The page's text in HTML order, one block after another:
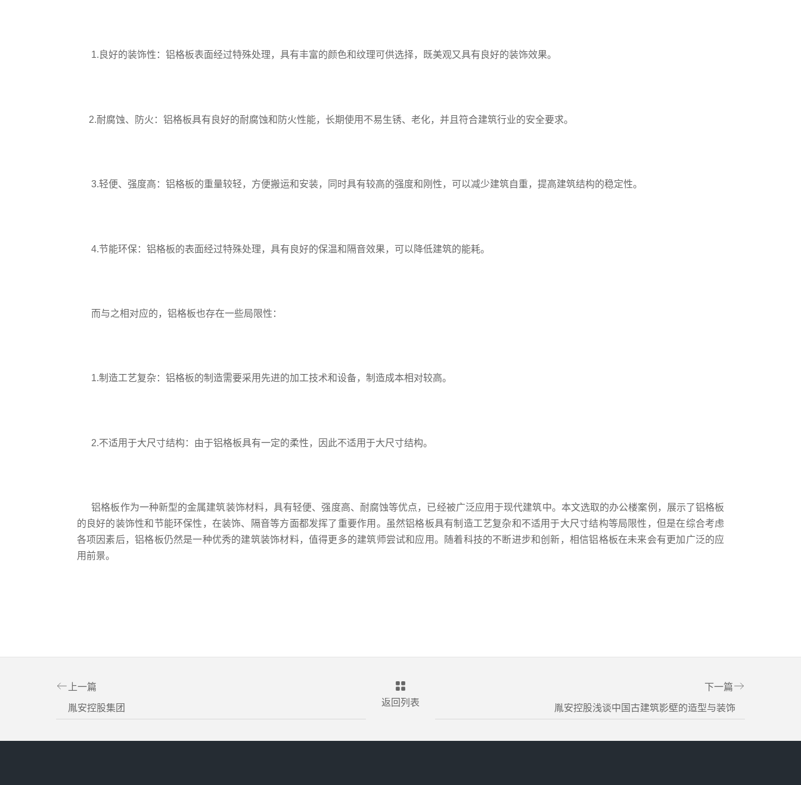
1.良好的装饰性：铝格板表面经过特殊处理，具有丰富的颜色和纹理可供选择，既美观又具有良好的装饰效果。
2.耐腐蚀、防火：铝格板具有良好的耐腐蚀和防火性能，长期使用不易生锈、老化，并且符合建筑行业的安全要求。
3.轻便、强度高：铝格板的重量较轻，方便搬运和安装，同时具有较高的强度和刚性，可以减少建筑自重，提高建筑结构的稳定性。
4.节能环保：铝格板的表面经过特殊处理，具有良好的保温和隔音效果，可以降低建筑的能耗。
而与之相对应的，铝格板也存在一些局限性：
1.制造工艺复杂：铝格板的制造需要采用先进的加工技术和设备，制造成本相对较高。
2.不适用于大尺寸结构：由于铝格板具有一定的柔性，因此不适用于大尺寸结构。
铝格板作为一种新型的金属建筑装饰材料，具有轻便、强度高、耐腐蚀等优点，已经被广泛应用于现代建筑中。本文选取的办公楼案例，展示了铝格板
的良好的装饰性和节能环保性，在装饰、隔音等方面都发挥了重要作用。虽然铝格板具有制造工艺复杂和不适用于大尺寸结构等局限性，但是在综合考虑
各项因素后，铝格板仍然是一种优秀的建筑装饰材料，值得更多的建筑师尝试和应用。随着科技的不断进步和创新，相信铝格板在未来会有更加广泛的应
用前景。
上一篇
胤安控股集团 返回列表
下一篇
胤安控股浅谈中国古建筑影壁的造型与装饰